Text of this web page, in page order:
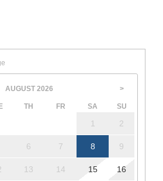
AUGUST 2026 >
TH FR SA SU
1 2
6 7 8 9
13 14 15 16